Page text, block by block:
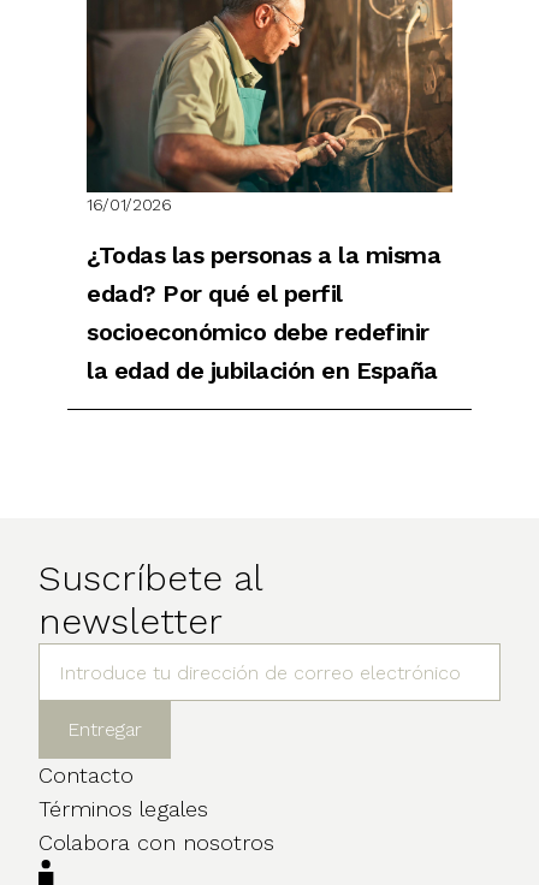
16/01/2026
¿Todas las personas a la misma
edad? Por qué el perfil
socioeconómico debe redefinir
la edad de jubilación en España
Suscríbete al
newsletter
Contacto
Términos legales
Colabora con nosotros